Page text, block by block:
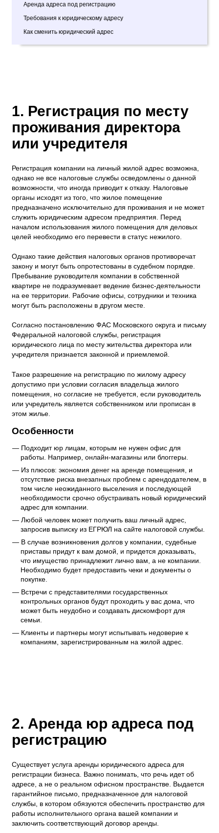
Аренда адреса под регистрацию
Требования к юридическому адресу
Как сменить юридический адрес
1. Регистрация по месту
проживания директора
или учредителя
Регистрация компании на личный жилой адрес возможна,
однако не все налоговые службы осведомлены о данной
возможности, что иногда приводит к отказу. Налоговые
органы исходят из того, что жилое помещение
предназначено исключительно для проживания и не может
служить юридическим адресом предприятия. Перед
началом использования жилого помещения для деловых
целей необходимо его перевести в статус нежилого.
Однако такие действия налоговых органов противоречат
закону и могут быть опротестованы в судебном порядке.
Пребывание руководителя компании в собственной
квартире не подразумевает ведение бизнес-деятельности
на ее территории. Рабочие офисы, сотрудники и техника
могут быть расположены в другом месте.
Согласно постановлению ФАС Московского округа и письму
Федеральной налоговой службы, регистрация
юридического лица по месту жительства директора или
учредителя признается законной и приемлемой.
Такое разрешение на регистрацию по жилому адресу
допустимо при условии согласия владельца жилого
помещения, но согласие не требуется, если руководитель
или учредитель является собственником или прописан в
этом жилье.
Особенности
Подходит юр лицам, которым не нужен офис для
работы. Например, онлайн-магазины или блоггеры.
Из плюсов: экономия денег на аренде помещения, и
отсутствие риска внезапных проблем с арендодателем, в
том числе неожиданного выселения и последующей
необходимости срочно обустраивать новый юридический
адрес для компании.
Любой человек может получить ваш личный адрес,
запросив выписку из ЕГРЮЛ на сайте налоговой службы.
В случае возникновения долгов у компании, судебные
приставы придут к вам домой, и придется доказывать,
что имущество принадлежит лично вам, а не компании.
Необходимо будет предоставить чеки и документы о
покупке.
Встречи с представителями государственных
контрольных органов будут проходить у вас дома, что
может быть неудобно и создавать дискомфорт для
семьи.
Клиенты и партнеры могут испытывать недоверие к
компаниям, зарегистрированным на жилой адрес.
2. Аренда юр адреса под
регистрацию
Существует услуга аренды юридического адреса для
регистрации бизнеса. Важно понимать, что речь идет об
адресе, а не о реальном офисном пространстве. Выдается
гарантийное письмо, предназначенное для налоговой
службы, в котором обязуются обеспечить пространство для
работы исполнительного органа вашей компании и
заключить соответствующий договор аренды.